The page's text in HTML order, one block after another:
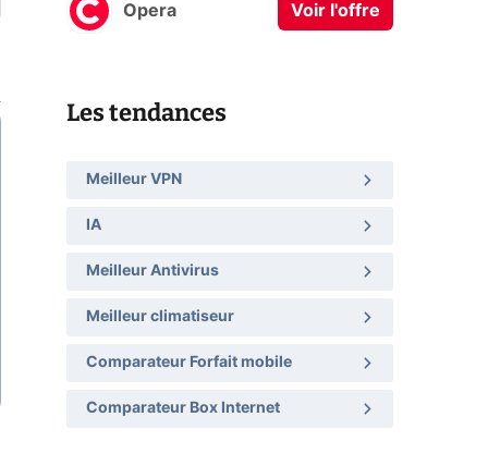
Opera Voir l'offre
Les tendances
Meilleur VPN
IA
Meilleur Antivirus
Meilleur climatiseur
Comparateur Forfait mobile
Comparateur Box Internet